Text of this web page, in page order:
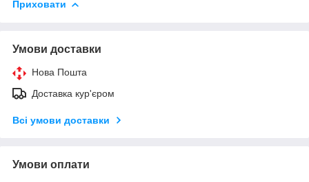
Приховати
Умови доставки
Нова Пошта
Доставка кур'єром
Всі умови доставки
Умови оплати